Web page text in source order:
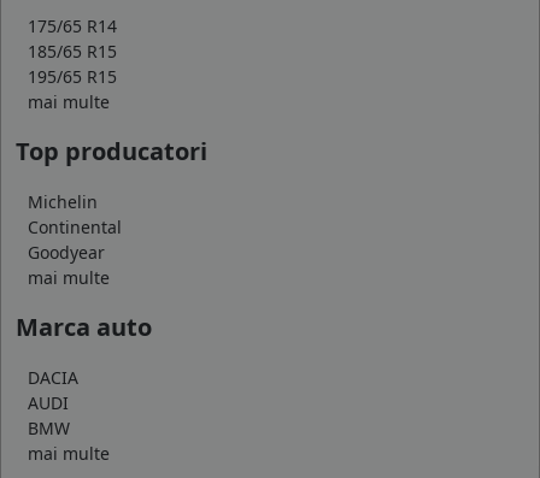
175/65 R14
185/65 R15
195/65 R15
mai multe
Top producatori
Michelin
Continental
Goodyear
mai multe
Marca auto
DACIA
AUDI
BMW
mai multe